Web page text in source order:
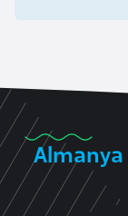
Almanya
u
g
a
i